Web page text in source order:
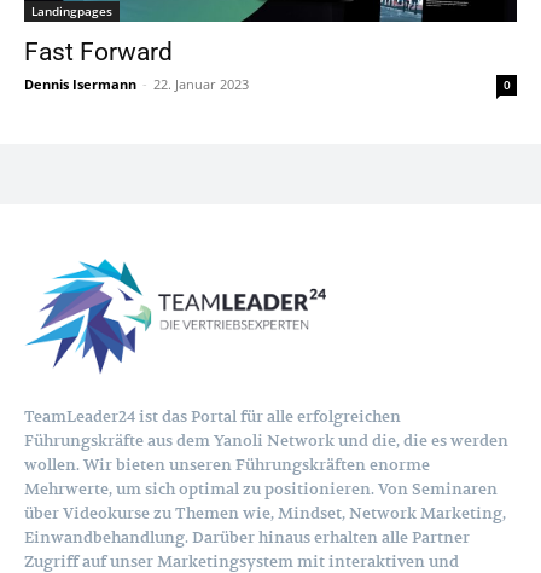
Landingpages
Fast Forward
Dennis Isermann - 22. Januar 2023 0
TeamLeader24 ist das Portal für alle erfolgreichen
Führungskräfte aus dem Yanoli Network und die, die es werden
wollen. Wir bieten unseren Führungskräften enorme
Mehrwerte, um sich optimal zu positionieren. Von Seminaren
über Videokurse zu Themen wie, Mindset, Network Marketing,
Einwandbehandlung. Darüber hinaus erhalten alle Partner
Zugriff auf unser Marketingsystem mit interaktiven und